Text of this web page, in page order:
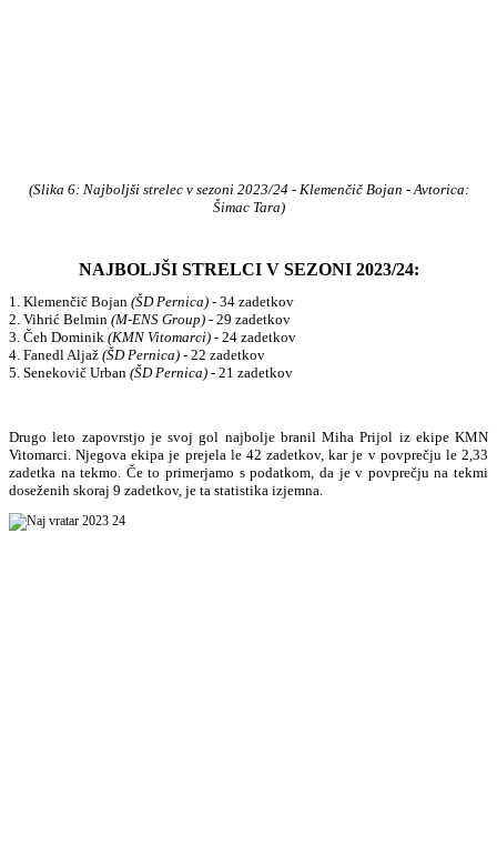
(Slika 6: Najboljši strelec v sezoni 2023/24 - Klemenčič Bojan - Avtorica:
Šimac Tara)
NAJBOLJŠI STRELCI V SEZONI 2023/24:
1. Klemenčič Bojan (ŠD Pernica) - 34 zadetkov
2. Vihrić Belmin (M-ENS Group) - 29 zadetkov
3. Čeh Dominik (KMN Vitomarci) - 24 zadetkov
4. Fanedl Aljaž (ŠD Pernica) - 22 zadetkov
5. Senekovič Urban (ŠD Pernica) - 21 zadetkov
Drugo leto zapovrstjo je svoj gol najbolje branil Miha Prijol iz ekipe KMN
Vitomarci. Njegova ekipa je prejela le 42 zadetkov, kar je v povprečju le 2,33
zadetka na tekmo. Če to primerjamo s podatkom, da je v povprečju na tekmi
doseženih skoraj 9 zadetkov, je ta statistika izjemna.